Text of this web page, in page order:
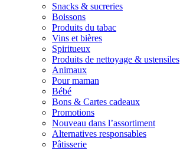
Snacks & sucreries
Boissons
Produits du tabac
Vins et bières
Spiritueux
Produits de nettoyage & ustensiles
Animaux
Pour maman
Bébé
Bons & Cartes cadeaux
Promotions
Nouveau dans l’assortiment
Alternatives responsables
Pâtisserie